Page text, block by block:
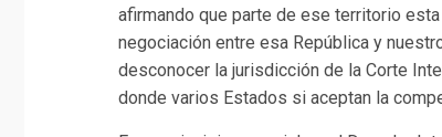
afirmando que parte de ese territorio
negociación entre esa República y
desconocer la jurisdicción de la Corte
donde varios Estados si aceptan la